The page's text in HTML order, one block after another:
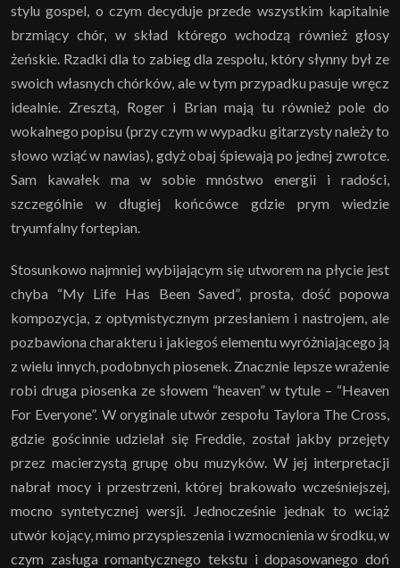
stylu gospel, o czym decyduje przede wszystkim kapitalnie
brzmiący chór, w skład którego wchodzą również głosy
żeńskie. Rzadki dla to zabieg dla zespołu, który słynny był ze
swoich własnych chórków, ale w tym przypadku pasuje wręcz
idealnie. Zresztą, Roger i Brian mają tu również pole do
wokalnego popisu (przy czym w wypadku gitarzysty należy to
słowo wziąć w nawias), gdyż obaj śpiewają po jednej zwrotce.
Sam kawałek ma w sobie mnóstwo energii i radości,
szczególnie w długiej końcówce gdzie prym wiedzie
tryumfalny fortepian.
Stosunkowo najmniej wybijającym się utworem na płycie jest
chyba “My Life Has Been Saved”, prosta, dość popowa
kompozycja, z optymistycznym przesłaniem i nastrojem, ale
pozbawiona charakteru i jakiegoś elementu wyróżniającego ją
z wielu innych, podobnych piosenek. Znacznie lepsze wrażenie
robi druga piosenka ze słowem “heaven” w tytule – “Heaven
For Everyone”. W oryginale utwór zespołu Taylora The Cross,
gdzie gościnnie udzielał się Freddie, został jakby przejęty
przez macierzystą grupę obu muzyków. W jej interpretacji
nabrał mocy i przestrzeni, której brakowało wcześniejszej,
mocno syntetycznej wersji. Jednocześnie jednak to wciąż
utwór kojący, mimo przyspieszenia i wzmocnienia w środku, w
czym zasługa romantycznego tekstu i dopasowanego doń